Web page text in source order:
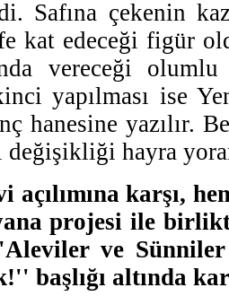
Safına çekenin
kat edeceği figür
vereceği
yapılması ise
hanesine yazılır.
değişikliği hayra
karşı,
projesi ile
ve Sünniler
başlığı altında